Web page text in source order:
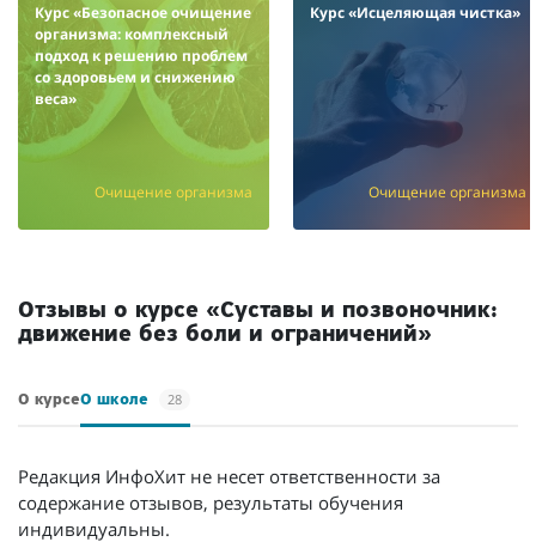
Курс «Безопасное очищение
организма: комплексный
подход к решению проблем
со здоровьем и снижению
веса»
Очищение организма
Курс «Исцеляющая чистка»
Очищение организма
Отзывы о курсе «Суставы и позвоночник:
движение без боли и ограничений»
О курсеО школе 28
Редакция ИнфоХит не несет ответственности за
содержание отзывов, результаты обучения
индивидуальны.